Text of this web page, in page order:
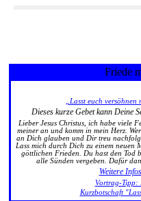
Friede
„Lasst euch
Dieses kurze Gebet kann Deine
Lieber Jesus Christus, ich habe viele
meiner an und komm in mein Herz.
an Dich glauben und Dir treu
Lass mich durch Dich zu einem neuen
göttlichen Frieden. Du hast den Tod
alle Sünden vergeben. Dafür
Weitere
Vortrag-Tipp:
Kurzbotschaft